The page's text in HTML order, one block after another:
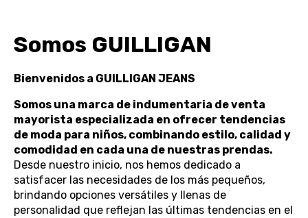
Somos GUILLIGAN
Bienvenidos a GUILLIGAN JEANS
Somos una marca de indumentaria de venta
mayorista especializada en ofrecer tendencias
de moda para niños, combinando estilo, calidad y
comodidad en cada una de nuestras prendas.
Desde nuestro inicio, nos hemos dedicado a
satisfacer las necesidades de los más pequeños,
brindando opciones versátiles y llenas de
personalidad que reflejan las últimas tendencias en el